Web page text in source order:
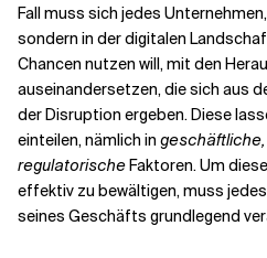
Fall muss sich jedes
sondern in der digitalen
Chancen nutzen will, mit den
auseinandersetzen, die sich aus
der Disruption ergeben. Diese
einteilen, nämlich in
regulatorischeFaktoren. Um
effektiv zu bewältigen, muss
seines Geschäfts grundlegend